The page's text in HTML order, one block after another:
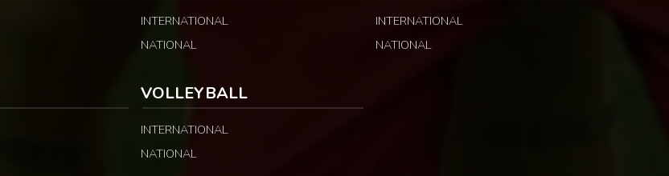
INTERNATIONAL
NATIONAL
INTERNATIONAL
NATIONAL
VOLLEYBALL
INTERNATIONAL
NATIONAL